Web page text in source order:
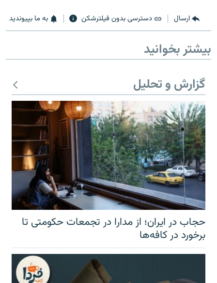
ارسال دسترسی بدون فیلترشکن به ما بپیوندید
بیشتر بخوانید
گزارش و تحلیل
حجاب در ایران؛ از مدارا در تجمعات حکومتی تا
برخورد در کافه‌ها